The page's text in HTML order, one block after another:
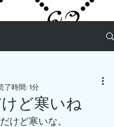
ど寒いね
了時間: 1分
けど寒いな。